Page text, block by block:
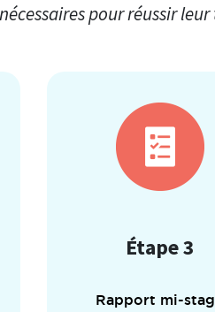
pour réussir
Étape 3
Rapport mi-